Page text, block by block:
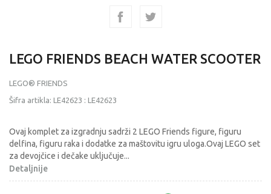
LEGO FRIENDS BEACH WATER SCOOTER
LEGO® FRIENDS
Šifra artikla: LE42623 : LE42623
Ovaj komplet za izgradnju sadrži 2 LEGO Friends figure, figuru
delfina, figuru raka i dodatke za maštovitu igru uloga.Ovaj LEGO set
za devojčice i dečake uključuje...
Detaljnije